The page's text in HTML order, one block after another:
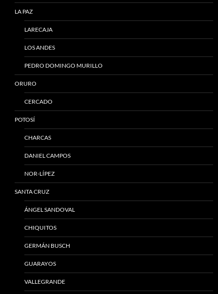
LA PAZ
LARECAJA
LOS ANDES
PEDRO DOMINGO MURILLO
ORURO
CERCADO
POTOSÍ
CHARCAS
DANIEL CAMPOS
NOR-LÍPEZ
SANTA CRUZ
ÁNGEL SANDOVAL
CHIQUITOS
GERMÁN BUSCH
GUARAYOS
VALLEGRANDE